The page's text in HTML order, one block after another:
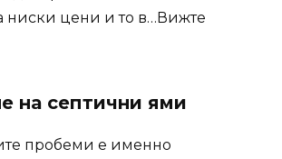
ниски цени и то в…Вижте
на септични ями
пробеми е именно